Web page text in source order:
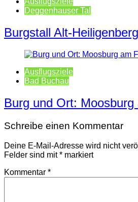
Deggenhauser Tal
Burgstall Alt-Heiligenberg
Ausflugsziele
Bad Buchau
Burg und Ort:
Schreibe einen Kommentar
Deine E-Mail-Adresse wird nicht
Felder sind mit* markiert
Kommentar *